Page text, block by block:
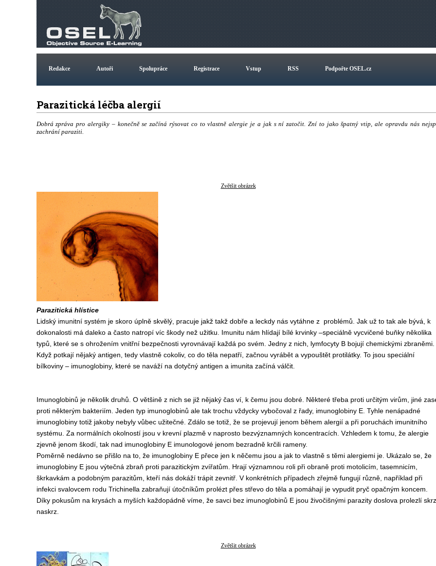
Redakce Autoři Spolupráce Registrace Vstup RSS Podpořte OSEL.cz
Parazitická léčba alergií
Dobrá zpráva pro alergiky – konečně se začíná rýsovat co to vlastně alergie je a jak s ní zatočit. Zní to jako špatný vtip, ale opravdu nás
zachrání paraziti.
Zvětšit obrázek
Parazitická hlístice
Lidský imunitní systém je skoro úplně skvělý, pracuje jakž takž dobře a leckdy nás vytáhne z problémů. Jak už to tak ale bývá, k
dokonalosti má daleko a často natropí víc škody než užitku. Imunitu nám hlídají bílé krvinky –speciálně vycvičené buňky několika
typů, které se s ohrožením vnitřní bezpečnosti vyrovnávají každá po svém. Jedny z nich, lymfocyty B bojují chemickými zbraněmi.
Když potkají nějaký antigen, tedy vlastně cokoliv, co do těla nepatří, začnou vyrábět a vypouštět protilátky. To jsou speciální
bílkoviny – imunoglobiny, které se naváží na dotyčný antigen a imunita začíná válčit.
Imunoglobinů je několik druhů. O většině z nich se již nějaký čas ví, k čemu jsou dobré. Některé třeba proti určitým virům, jiné
proti některým bakteriím. Jeden typ imunoglobinů ale tak trochu vždycky vybočoval z řady, imunoglobiny E. Tyhle nenápadné
imunoglobiny totiž jakoby nebyly vůbec užitečné. Zdálo se totiž, že se projevují jenom během alergií a při poruchách imunitního
systému. Za normálních okolností jsou v krevní plazmě v naprosto bezvýznamných koncentracích. Vzhledem k tomu, že alergie
zjevně jenom škodí, tak nad imunoglobiny E imunologové jenom bezradně krčili rameny.
Poměrně nedávno se přišlo na to, že imunoglobiny E přece jen k něčemu jsou a jak to vlastně s těmi alergiemi je. Ukázalo se, že
imunoglobiny E jsou výtečná zbraň proti parazitickým zvířatům. Hrají významnou roli při obraně proti motolicím, tasemnicím,
škrkavkám a podobným parazitům, kteří nás dokáží trápit zevnitř. V konkrétních případech zřejmě fungují různě, například při
infekci svalovcem rodu Trichinella zabraňují útočníkům prolézt přes střevo do těla a pomáhají je vypudit pryč opačným koncem.
Díky pokusům na krysách a myších každopádně víme, že savci bez imunoglobinů E jsou živočišnými parazity doslova prolezlí skrz
naskrz.
Zvětšit obrázek